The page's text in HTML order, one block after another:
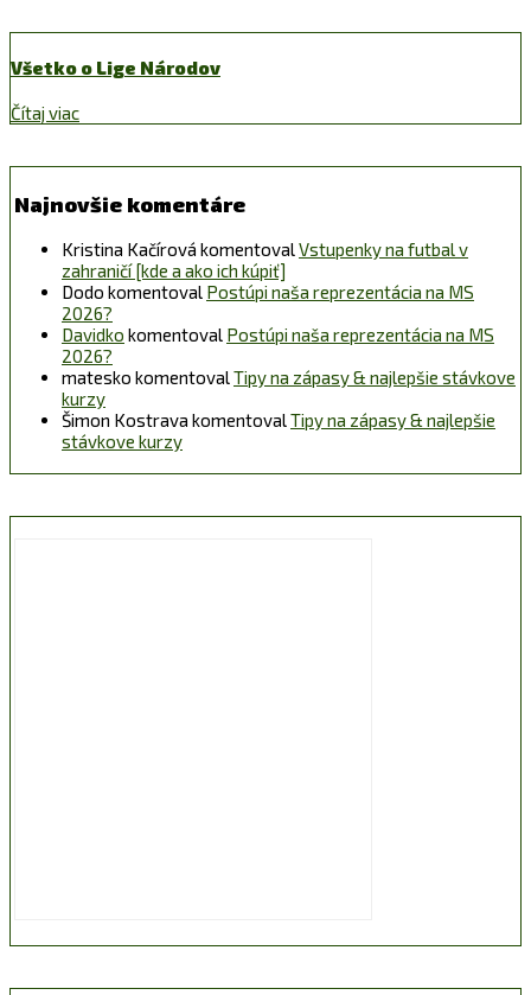
Všetko o Lige Národov
Čítaj viac
Najnovšie komentáre
Kristina Kačírová komentovalVstupenky na futbal v
zahraničí [kde a ako ich kúpiť]
Dodo komentoval Postúpi naša reprezentácia na MS
2026?
Davidko komentoval Postúpi naša reprezentácia na MS
2026?
matesko komentovalTipy na zápasy & najlepšie stávkove
kurzy
Šimon Kostrava komentovalTipy na zápasy & najlepšie
stávkove kurzy